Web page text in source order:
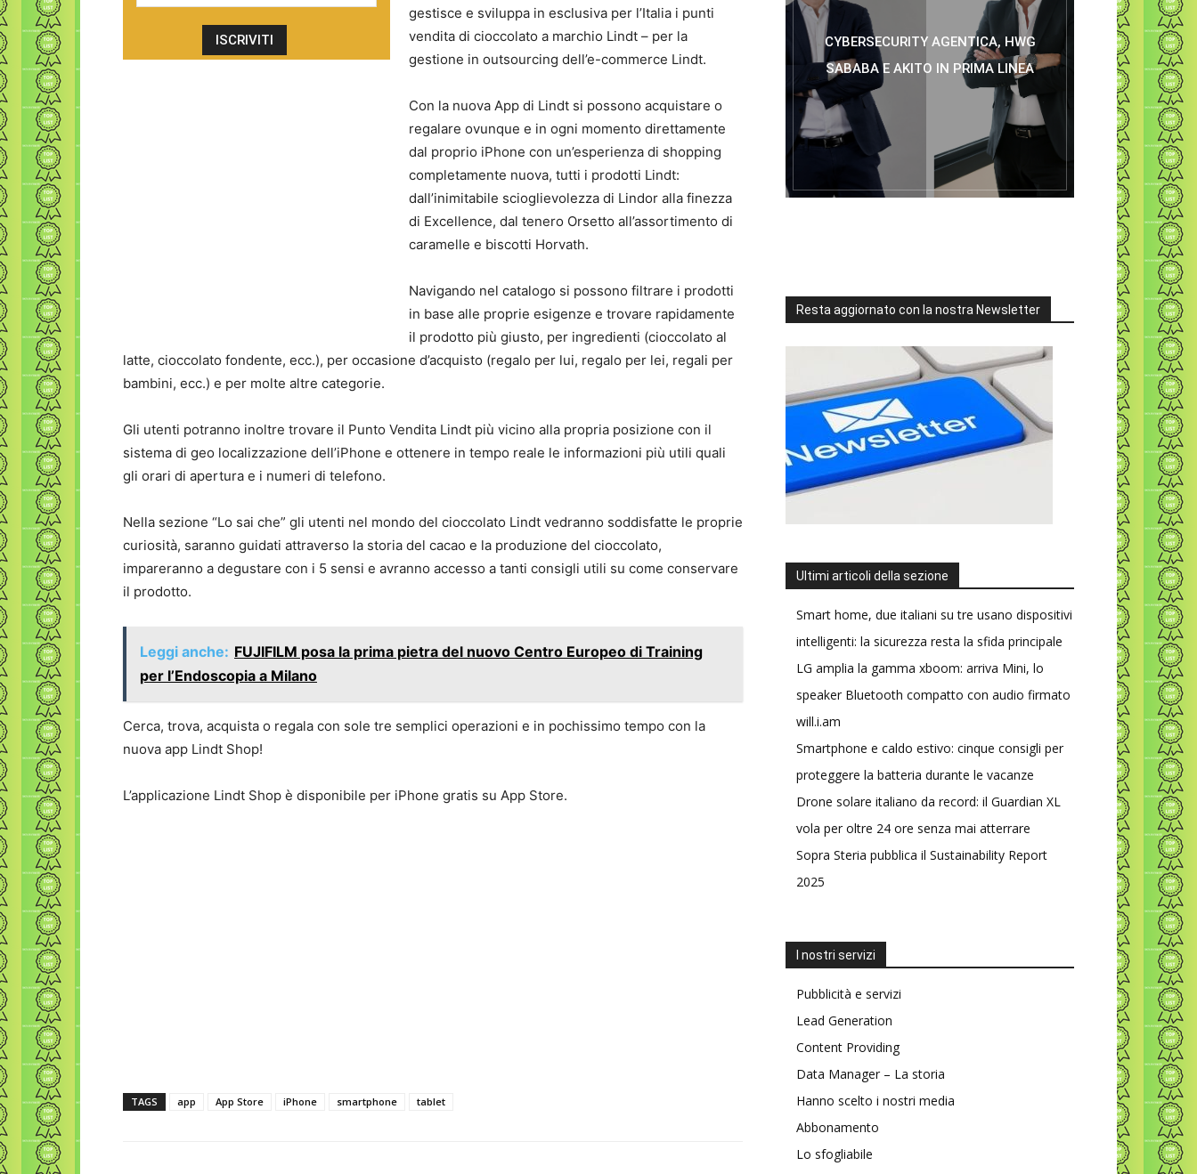
gestisce e sviluppa in esclusiva per l’Italia i punti
vendita di cioccolato a marchio Lindt – per la
gestione in outsourcing dell’e-commerce Lindt.
Con la nuova App di Lindt si possono acquistare o
regalare ovunque e in ogni momento direttamente
dal proprio iPhone con un’esperienza di shopping
completamente nuova, tutti i prodotti Lindt:
dall’inimitabile scioglievolezza di Lindor alla finezza
di Excellence, dal tenero Orsetto all’assortimento di
caramelle e biscotti Horvath.
Navigando nel catalogo si possono filtrare i prodotti
in base alle proprie esigenze e trovare rapidamente
il prodotto più giusto, per ingredienti (cioccolato al
latte, cioccolato fondente, ecc.), per occasione d’acquisto (regalo per lui, regalo per lei, regali per
bambini, ecc.) e per molte altre categorie.
Gli utenti potranno inoltre trovare il Punto Vendita Lindt più vicino alla propria posizione con il
sistema di geo localizzazione dell’iPhone e ottenere in tempo reale le informazioni più utili quali
gli orari di apertura e i numeri di telefono.
Nella sezione “Lo sai che” gli utenti nel mondo del cioccolato Lindt vedranno soddisfatte le proprie
curiosità, saranno guidati attraverso la storia del cacao e la produzione del cioccolato,
impareranno a degustare con i 5 sensi e avranno accesso a tanti consigli utili su come conservare
il prodotto.
Leggi anche: FUJIFILM posa la prima pietra del nuovo Centro Europeo di Training
per l’Endoscopia a Milano
Cerca, trova, acquista o regala con sole tre semplici operazioni e in pochissimo tempo con la
nuova app Lindt Shop!
L’applicazione Lindt Shop è disponibile per iPhone gratis su App Store.
TAGS app App Store iPhone smartphone tablet
CYBERSECURITY AGENTICA, HWG
SABABA E AKITO IN PRIMA LINEA
Resta aggiornato con la nostra Newsletter
Ultimi articoli della sezione
Smart home, due italiani su tre usano dispositivi
intelligenti: la sicurezza resta la sfida principale
LG amplia la gamma xboom: arriva Mini, lo
speaker Bluetooth compatto con audio firmato
will.i.am
Smartphone e caldo estivo: cinque consigli per
proteggere la batteria durante le vacanze
Drone solare italiano da record: il Guardian XL
vola per oltre 24 ore senza mai atterrare
Sopra Steria pubblica il Sustainability Report
2025
I nostri servizi
Pubblicità e servizi
Lead Generation
Content Providing
Data Manager – La storia
Hanno scelto i nostri media
Abbonamento
Lo sfogliabile